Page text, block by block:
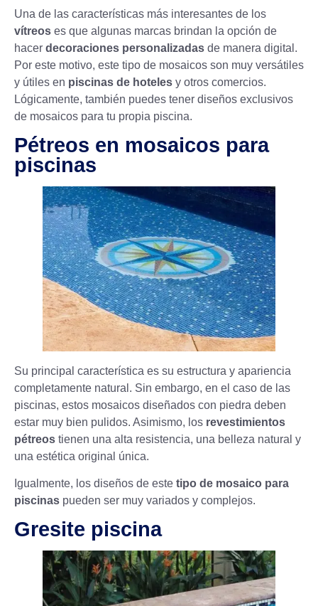
Una de las características más interesantes de los
vítreos es que algunas marcas brindan la opción de
hacer decoraciones personalizadas de manera digital.
Por este motivo, este tipo de mosaicos son muy versátiles
y útiles en piscinas de hoteles y otros comercios.
Lógicamente, también puedes tener diseños exclusivos
de mosaicos para tu propia piscina.
Pétreos en mosaicos para
piscinas
Su principal característica es su estructura y apariencia
completamente natural. Sin embargo, en el caso de las
piscinas, estos mosaicos diseñados con piedra deben
estar muy bien pulidos. Asimismo, los revestimientos
pétreos tienen una alta resistencia, una belleza natural y
una estética original única.
Igualmente, los diseños de este tipo de mosaico para
piscinas pueden ser muy variados y complejos.
Gresite piscina